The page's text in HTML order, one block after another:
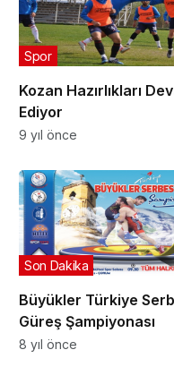
Kozan Hazırlıkları
Ediyor
Spor
9 yıl önce
Büyükler Türkiye
Güreş Şampiyonası
Son Dakika
8 yıl önce